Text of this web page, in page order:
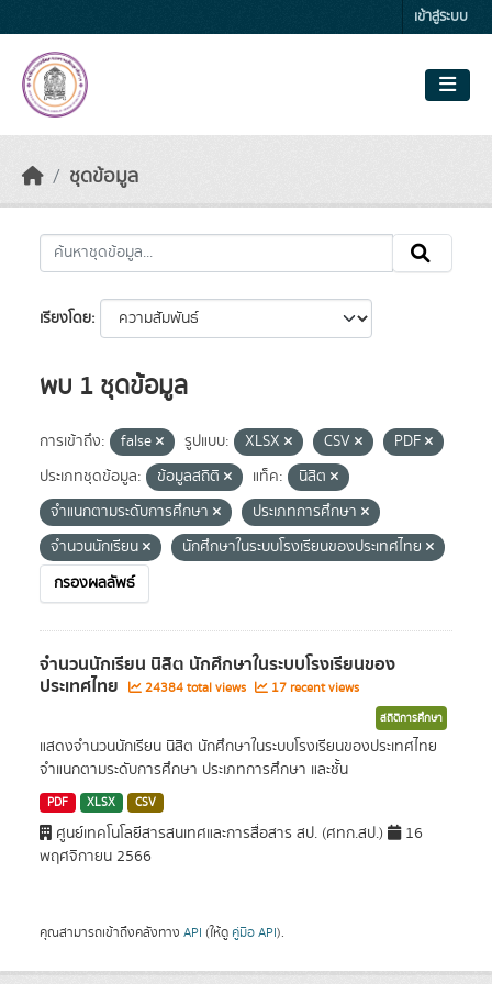
เข้าสู่ระบบ
ชุดข้อมูล
เรียงโดย
พบ 1 ชุดข้อมูล
การเข้าถึง: false รูปแบบ: XLSX CSV
PDF
ประเภทชุดข้อมูล:
ข้อมูลสถิติ แท็ค:
นิสิต
จำแนกตามระดับการศึกษา
ประเภทการศึกษา
จำนวนนักเรียน
นักศึกษาในระบบโรงเรียนของประเทศไทย
กรองผลลัพธ์
จำนวนนักเรียน นิสิต นักศึกษาในระบบโรงเรียนของ
ประเทศไทย 24384 total views 17 recent views
สถิติการศึกษา
แสดงจำนวนนักเรียน นิสิต นักศึกษาในระบบโรงเรียนของประเทศไทย
จำแนกตามระดับการศึกษา ประเภทการศึกษา และชั้น
PDF XLSX CSV
ศูนย์เทคโนโลยีสารสนเทศและการสื่อสาร สป. (ศทก.สป.)
16
พฤศจิกายน 2566
คุณสามารถเข้าถึงคลังทาง API (ให้ดู คู่มือ API).